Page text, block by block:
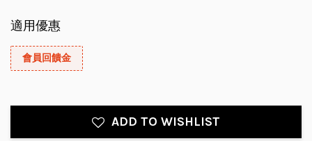
適用優惠
會員回饋金
ADD TO WISHLIST